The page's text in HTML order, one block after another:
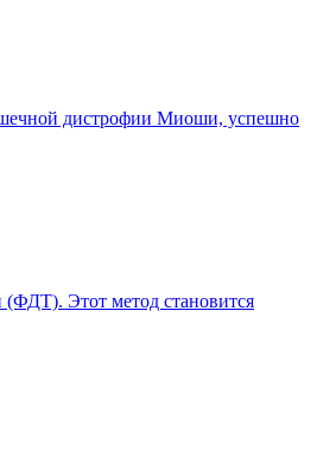
дистрофии Миоши, успешно
Этот метод становится